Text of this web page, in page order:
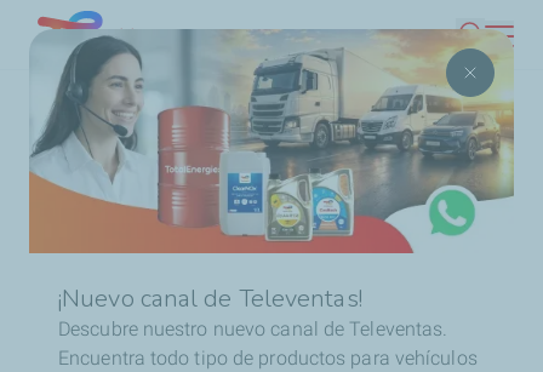
Pasar
al
contenido
principal
¡Nuevo canal de Televentas!
Descubre nuestro nuevo canal de Televentas.
Encuentra todo tipo de productos para vehículos
Chile
Buscar
Ruta
de
navegación
Inicio Ganador Mailing Encuesta
Ganador Mailing Encuesta